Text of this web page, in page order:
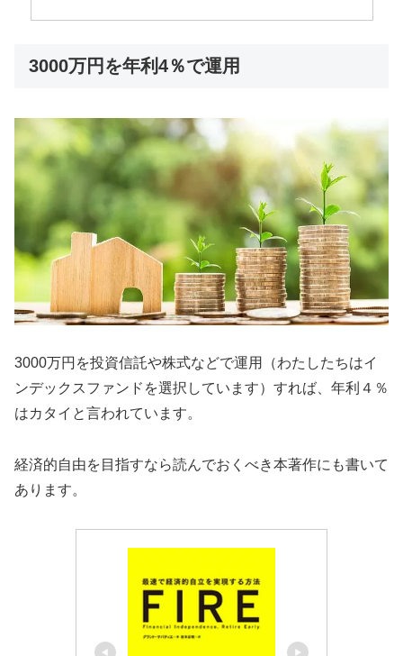
3000万円を年利4％で運用
3000万円を投資信託や株式などで運用（わたしたちはイ
ンデックスファンドを選択しています）すれば、年利４％
はカタイと言われています。
経済的自由を目指すなら読んでおくべき本著作にも書いて
あります。